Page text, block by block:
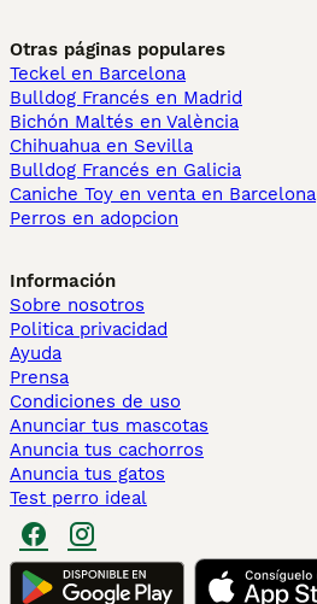
Otras páginas populares
Teckel en Barcelona
Bulldog Francés en Madrid
Bichón Maltés en València
Chihuahua en Sevilla
Bulldog Francés en Galicia
Caniche Toy en venta en Barcelona
Perros en adopcion
Información
Sobre nosotros
Politica privacidad
Ayuda
Prensa
Condiciones de uso
Anunciar tus mascotas
Anuncia tus cachorros
Anuncia tus gatos
Test perro ideal